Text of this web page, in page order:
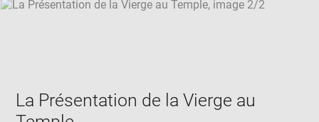
La Présentation de la Vierge au